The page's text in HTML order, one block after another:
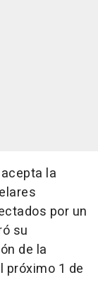
la
por un
su
de la
próximo 1 de